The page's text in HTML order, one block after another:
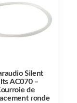
Silent
AC070 –
de
ronde